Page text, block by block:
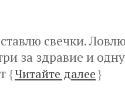
свечки.
за здравие и
{Читайте далее}